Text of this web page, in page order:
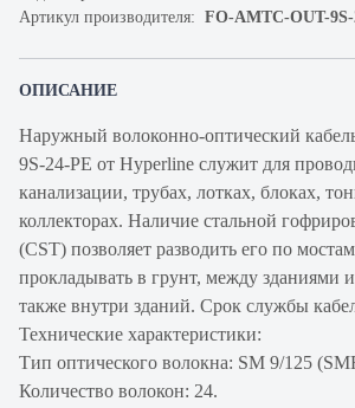
Артикул производителя: FO-AMTC-OUT-
ОПИСАНИЕ
Наружный волоконно-оптический
9S-24-PE от Hyperline служит для
канализации, трубах, лотках, блоках,
коллекторах. Наличие стальной
(CST) позволяет разводить его по
прокладывать в грунт, между зданиями
также внутри зданий. Срок службы
Технические характеристики:
Тип оптического волокна: SM 9/125
Количество волокон: 24.